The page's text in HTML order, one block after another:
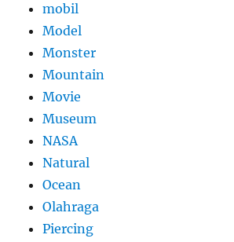
mobil
Model
Monster
Mountain
Movie
Museum
NASA
Natural
Ocean
Olahraga
Piercing